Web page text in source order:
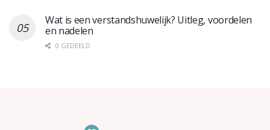
Wat is een verstandshuwelijk? Uitleg, voordelen
en nadelen
0 GEDEELD